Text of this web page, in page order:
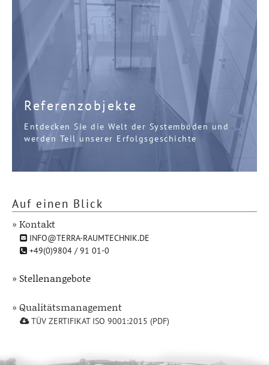
Referenzobjekte
Entdecken Sie die Welt der Systemböden und
werden Teil unserer Erfolgsgeschichte
Auf einen Blick
» Kontakt
INFO@TERRA-RAUMTECHNIK.DE
+49(0)9804 / 91 01-0
» Stellenangebote
» Qualitätsmanagement
TÜV ZERTIFIKAT ISO 9001:2015 (PDF)